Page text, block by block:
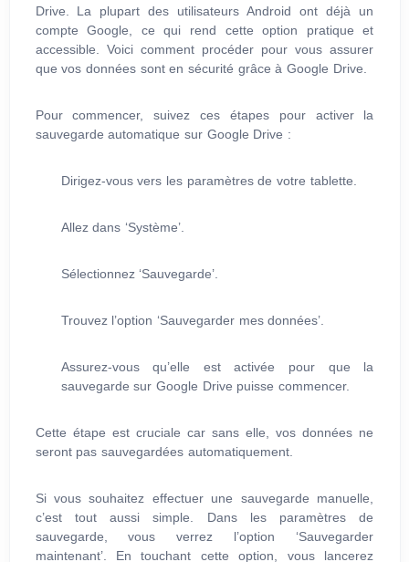
Drive. La plupart des utilisateurs Android ont déjà un
compte Google, ce qui rend cette option pratique et
accessible. Voici comment procéder pour vous assurer
que vos données sont en sécurité grâce à Google Drive.
Pour commencer, suivez ces étapes pour activer la
sauvegarde automatique sur Google Drive :
Dirigez-vous vers les paramètres de votre tablette.
Allez dans ‘Système’.
Sélectionnez ‘Sauvegarde’.
Trouvez l’option ‘Sauvegarder mes données’.
Assurez-vous qu’elle est activée pour que la
sauvegarde sur Google Drive puisse commencer.
Cette étape est cruciale car sans elle, vos données ne
seront pas sauvegardées automatiquement.
Si vous souhaitez effectuer une sauvegarde manuelle,
c’est tout aussi simple. Dans les paramètres de
sauvegarde, vous verrez l’option ‘Sauvegarder
maintenant’. En touchant cette option, vous lancerez